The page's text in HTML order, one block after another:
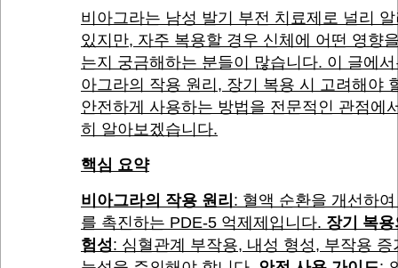
비아그라는 남성 발기 부전 치료제로 널리
있지만, 자주 복용할 경우 신체에 어떤 영향
는지 궁금해하는 분들이 많습니다. 이 글에
아그라의 작용 원리, 장기 복용 시 고려해야
안전하게 사용하는 방법을 전문적인 관점에
히 알아보겠습니다.
핵심 요약
비아그라의 작용 원리 : 혈액 순환을 개선하
를 촉진하는 PDE-5 억제제입니다. 장기 복
험성: 심혈관계 부작용, 내성 형성, 부작용 증